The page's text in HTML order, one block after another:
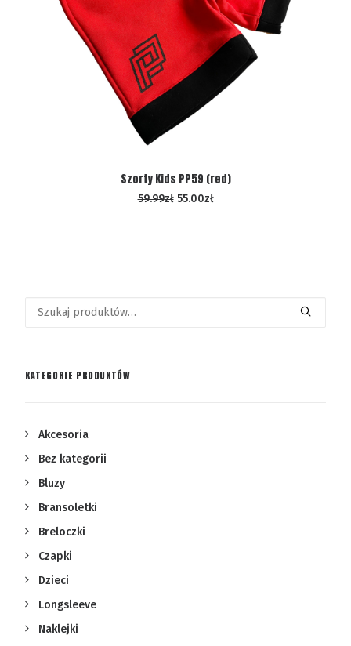
WYBIERZ OPCJE
Szorty Kids PP59 (red)
59.99zł 55.00zł
Szukaj:
KATEGORIE PRODUKTÓW
Akcesoria
Bez kategorii
Bluzy
Bransoletki
Breloczki
Czapki
Dzieci
Longsleeve
Naklejki